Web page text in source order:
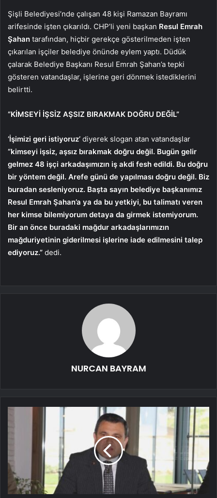
Şişli Belediyesi’nde çalışan 48 kişi Ramazan Bayramı
arifesinde işten çıkarıldı. CHP’li yeni başkan Resul Emrah
Şahan tarafından, hiçbir gerekçe gösterilmeden işten
çıkarılan işçiler belediye önünde eylem yaptı. Düdük
çalarak Belediye Başkanı Resul Emrah Şahan’a tepki
gösteren vatandaşlar, işlerine geri dönmek istediklerini
belirtti.
“KİMSEYİ İŞSİZ AŞSIZ BIRAKMAK DOĞRU DEĞİL”
‘İşimizi geri istiyoruz’ diyerek slogan atan vatandaşlar
“kimseyi işsiz, aşsız bırakmak doğru değil. Bugün gelir
gelmez 48 işçi arkadaşımızın iş akdi fesh edildi. Bu doğru
bir yöntem değil. Arefe günü de yapılması doğru değil. Biz
buradan sesleniyoruz. Başta sayın belediye başkanımız
Resul Emrah Şahan’a ya da bu yetkiyi, bu talimatı veren
her kimse bilemiyorum detaya da girmek istemiyorum.
Bir an önce buradaki mağdur arkadaşlarımızın
mağduriyetinin giderilmesi işlerine iade edilmesini talep
ediyoruz.” dedi.
NURCAN BAYRAM